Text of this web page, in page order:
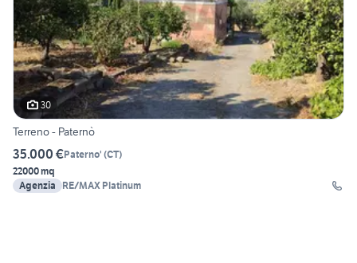
30
Terreno - Paternò
35.000 €Paterno' (CT)
22000 mq
Agenzia
RE/MAX Platinum